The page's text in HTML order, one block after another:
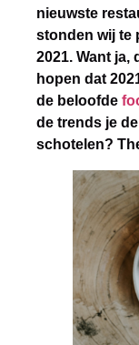
nieuwste
stonden wij te
2021. Want ja,
hopen dat
de beloofde
de trends je
schotelen?